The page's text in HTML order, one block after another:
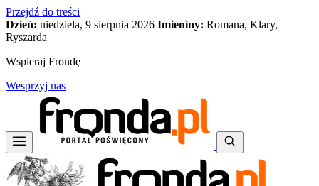
Przejdź do treści
Dzień: niedziela, 9 sierpnia 2026 Imieniny: Romana, Klary,
Ryszarda
Wspieraj Frondę
Wesprzyj nas